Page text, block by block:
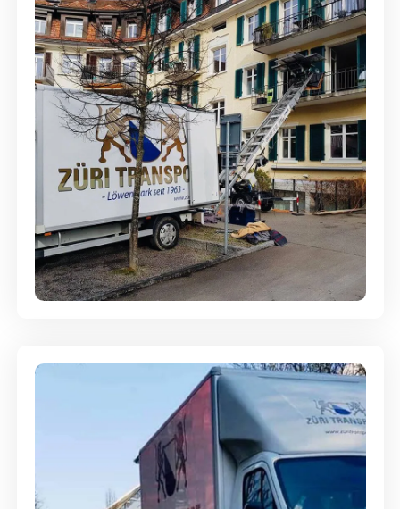
Entsorgung & Räumung